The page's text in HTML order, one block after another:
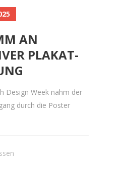
AN
PLAKAT-
Design Week nahm der
durch die Poster